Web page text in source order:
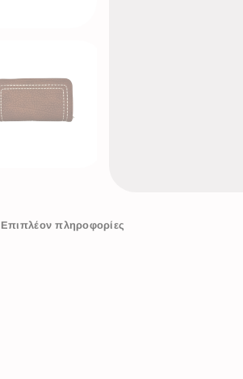
Επιπλέον πληροφορίες